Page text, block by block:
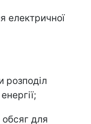
електричної
розподіл
обсяг для